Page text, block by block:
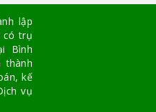
lập
có trụ
Bình
thành
kế
vụ